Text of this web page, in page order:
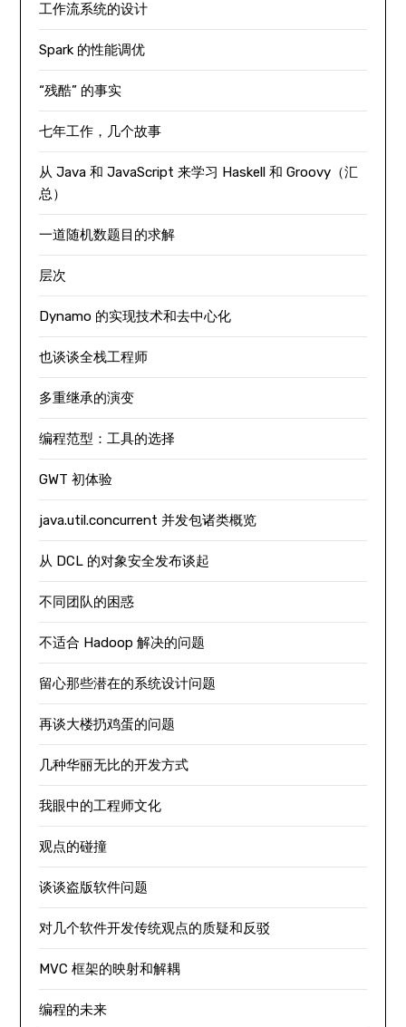
工作流系统的设计
Spark 的性能调优
“残酷” 的事实
七年工作，几个故事
从 Java 和 JavaScript 来学习 Haskell 和 Groovy（汇
总）
一道随机数题目的求解
层次
Dynamo 的实现技术和去中心化
也谈谈全栈工程师
多重继承的演变
编程范型：工具的选择
GWT 初体验
java.util.concurrent 并发包诸类概览
从 DCL 的对象安全发布谈起
不同团队的困惑
不适合 Hadoop 解决的问题
留心那些潜在的系统设计问题
再谈大楼扔鸡蛋的问题
几种华丽无比的开发方式
我眼中的工程师文化
观点的碰撞
谈谈盗版软件问题
对几个软件开发传统观点的质疑和反驳
MVC 框架的映射和解耦
编程的未来